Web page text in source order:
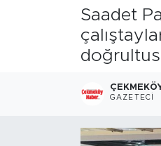
Saadet
GAZETECI